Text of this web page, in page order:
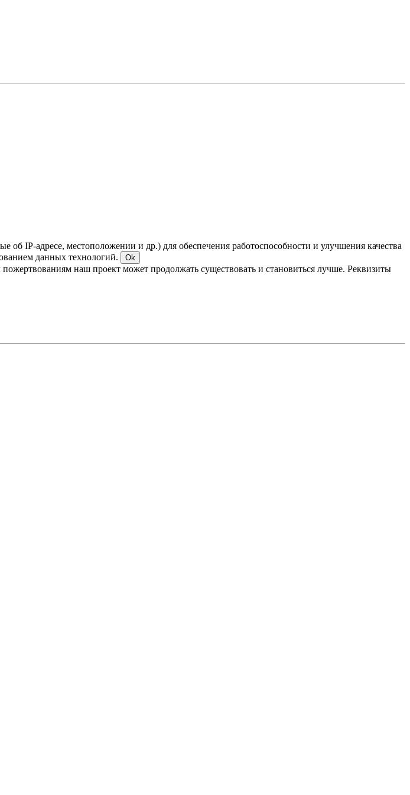
IP-адресе, местоположении и др.) для обеспечения работоспособности и улучшения качества
данных технологий.
Ok
наш проект может продолжать существовать и становиться лучше. Реквизиты